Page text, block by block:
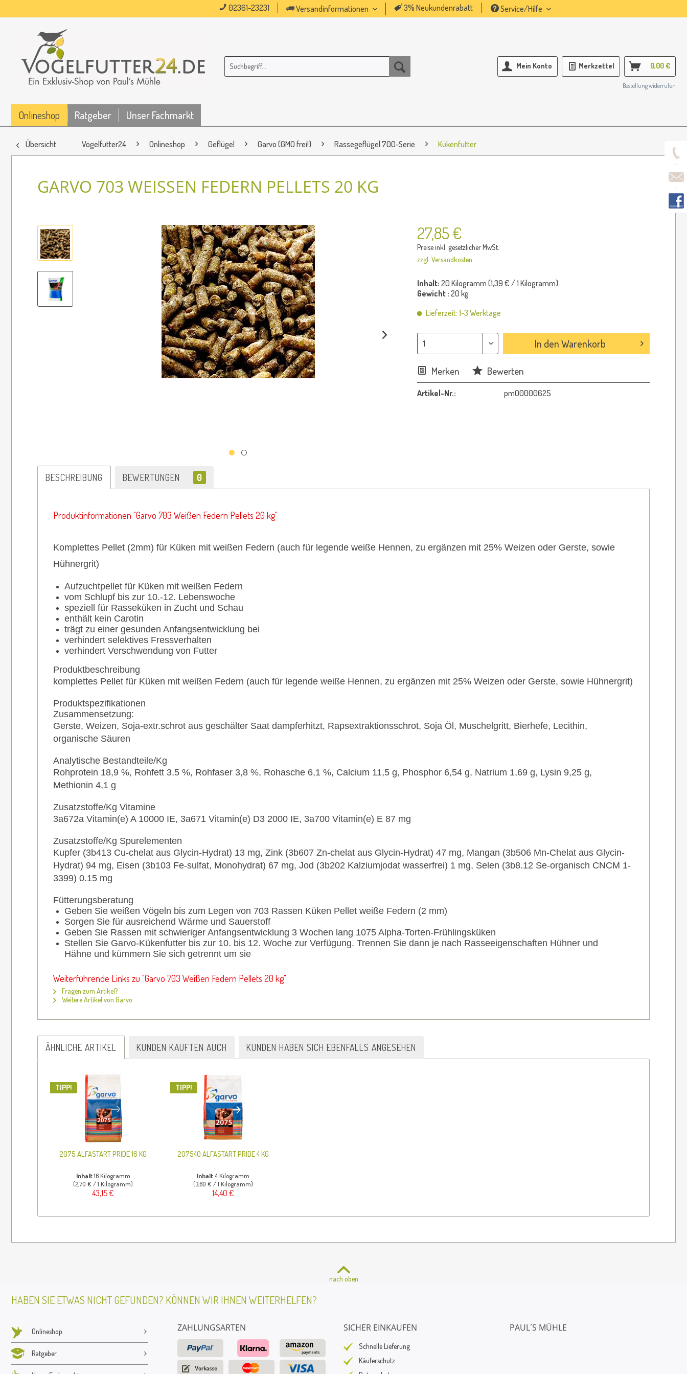
02361-23231 Versandinformationen 3% Neukundenrabatt Service/Hilfe
Mein Konto Merkzettel 0,00 €
Bestellung widerrufen
Onlineshop Ratgeber Unser Fachmarkt
Übersicht Vogelfutter24 Onlineshop Geflügel Garvo (GMO frei!) Rassegeflügel 700-Serie Kükenfutter
GARVO 703 WEISSEN FEDERN PELLETS 20 KG
27,85 €
Preise inkl. gesetzlicher MwSt.
zzgl. Versandkosten
Inhalt: 20 Kilogramm (1,39 € / 1 Kilogramm)
Gewicht : 20 kg
Lieferzeit: 1-3 Werktage
In denWarenkorb
Merken Bewerten
Artikel-Nr.: pm00000625
BESCHREIBUNG BEWERTUNGEN 0
Produktinformationen "Garvo 703 Weißen Federn Pellets 20 kg"
Komplettes Pellet (2mm) für Küken mit weißen Federn (auch für legende weiße Hennen, zu ergänzen mit 25% Weizen oder Gerste, sowie
Hühnergrit)
Aufzuchtpellet für Küken mit weißen Federn
vom Schlupf bis zur 10.-12. Lebenswoche
speziell für Rasseküken in Zucht und Schau
enthält kein Carotin
trägt zu einer gesunden Anfangsentwicklung bei
verhindert selektives Fressverhalten
verhindert Verschwendung von Futter
Produktbeschreibung
komplettes Pellet für Küken mit weißen Federn (auch für legende weiße Hennen, zu ergänzen mit 25% Weizen oder Gerste, sowie Hühnergrit)
Produktspezifikationen
Zusammensetzung:
Gerste, Weizen, Soja-extr.schrot aus geschälter Saat dampferhitzt, Rapsextraktionsschrot, Soja Öl, Muschelgritt, Bierhefe, Lecithin,
organische Säuren
Analytische Bestandteile/Kg
Rohprotein 18,9 %, Rohfett 3,5 %, Rohfaser 3,8 %, Rohasche 6,1 %, Calcium 11,5 g, Phosphor 6,54 g, Natrium 1,69 g, Lysin 9,25 g,
Methionin 4,1 g
Zusatzstoffe/Kg Vitamine
3a672a Vitamin(e) A 10000 IE, 3a671 Vitamin(e) D3 2000 IE, 3a700 Vitamin(e) E 87 mg
Zusatzstoffe/Kg Spurelementen
Kupfer (3b413 Cu-chelat aus Glycin-Hydrat) 13 mg, Zink (3b607 Zn-chelat aus Glycin-Hydrat) 47 mg, Mangan (3b506 Mn-Chelat aus Glycin-
Hydrat) 94 mg, Eisen (3b103 Fe-sulfat, Monohydrat) 67 mg, Jod (3b202 Kalziumjodat wasserfrei) 1 mg, Selen (3b8.12 Se-organisch CNCM 1-
3399) 0.15 mg
Fütterungsberatung
Geben Sie weißen Vögeln bis zum Legen von 703 Rassen Küken Pellet weiße Federn (2 mm)
Sorgen Sie für ausreichend Wärme und Sauerstoff
Geben Sie Rassen mit schwieriger Anfangsentwicklung 3 Wochen lang 1075 Alpha-Torten-Frühlingsküken
Stellen Sie Garvo-Kükenfutter bis zur 10. bis 12. Woche zur Verfügung. Trennen Sie dann je nach Rasseeigenschaften Hühner und
Hähne und kümmern Sie sich getrennt um sie
Weiterführende Links zu "Garvo 703 Weißen Federn Pellets 20 kg"
Fragen zum Artikel?
Weitere Artikel von Garvo
ÄHNLICHE ARTIKEL KUNDEN KAUFTEN AUCH KUNDEN HABEN SICH EBENFALLS ANGESEHEN
TIPP!
2075 ALFASTART PRIDE 16 KG
Inhalt16 Kilogramm
(2,70 € / 1 Kilogramm)
43,15 €
TIPP!
207540 ALFASTART PRIDE 4 KG
Inhalt4 Kilogramm
(3,60 € / 1 Kilogramm)
14,40 €
nach oben
HABEN SIE ETWAS NICHT GEFUNDEN? KÖNNEN WIR IHNEN WEITERHELFEN?
Onlineshop
Ratgeber
ZAHLUNGSARTEN SICHER EINKAUFEN
Schnelle Lieferung
Käuferschutz
PAUL´S MÜHLE